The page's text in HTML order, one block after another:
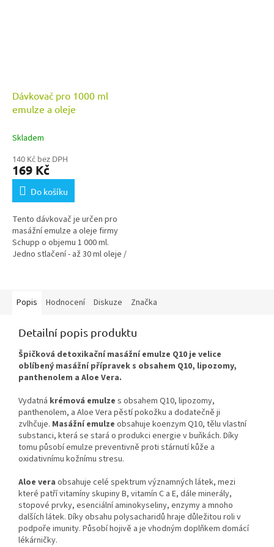
Dávkovač pro 1000 ml
emulze a oleje
Skladem
140 Kč bez DPH
169 Kč
Do košíku
Tento dávkovač je určen pro
masážní emulze a oleje firmy
Schupp o objemu 1 000 ml.
Jedno stlačení - až 30 ml oleje /
Popis Hodnocení Diskuze Značka
Detailní popis produktu
Špičková detoxikační masážní emulze Q10 je velice
oblíbený masážní přípravek s obsahem Q10, lipozomy,
panthenolem a Aloe Vera.
Vydatná krémová emulze s obsahem Q10, lipozomy,
panthenolem, a Aloe Vera pěstí pokožku a dodatečně ji
zvlhčuje. Masážní emulze obsahuje koenzym Q10, tělu vlastní
substanci, která se stará o produkci energie v buňkách. Díky
tomu působí emulze preventivně proti stárnutí kůže a
oxidativnímu kožnímu stresu.
Aloe vera obsahuje celé spektrum významných látek, mezi
které patří vitamíny skupiny B, vitamín C a E, dále minerály,
stopové prvky, esenciální aminokyseliny, enzymy a mnoho
dalších látek. Díky obsahu polysacharidů hraje důležitou roli v
podpoře imunity. Působí hojivě a je vhodným doplňkem domácí
lékárničky.